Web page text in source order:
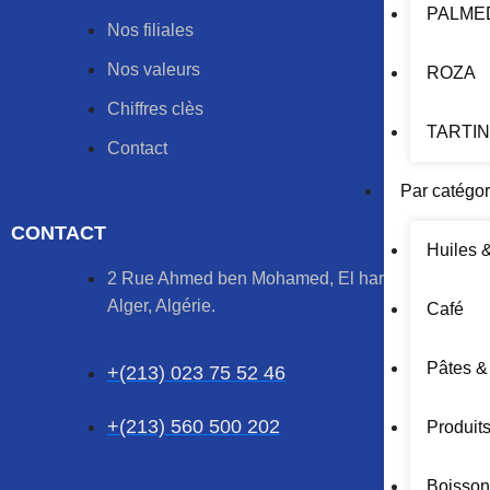
ROZA
Par
Huiles
Café
Pâtes
Nos filiales
Nos valeurs
Chiffres clès
Contact
CONTACT
2 Rue Ahmed ben Mohamed, El harrach,
Alger, Algérie.
+(213) 023 75 52 46
+(213) 560 500 202